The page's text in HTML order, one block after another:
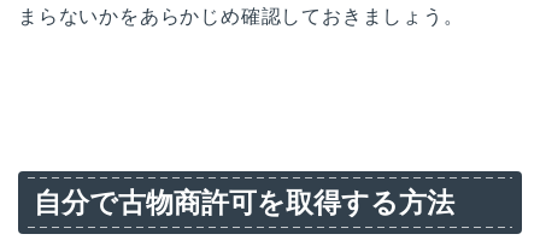
まらないかをあらかじめ確認しておきましょう。
自分で古物商許可を取得する方法